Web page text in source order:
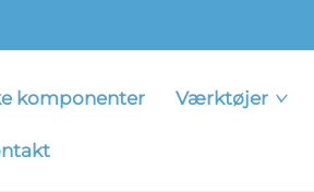
komponenter Værktøjer